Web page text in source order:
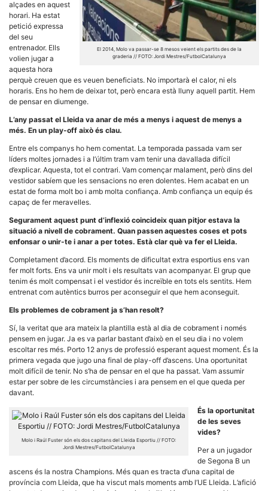
El 2014, Molo va passar-se 8 mesos veient els partits des de la
graderia // FOTO: Jordi Mestres/FutbolCatalunya
alçades en aquest
horari. Ha estat
petició expressa
del seu
entrenador. Ells
volien jugar a
aquesta hora
perquè creuen que es veuen beneficiats. No importarà el calor, ni els
horaris. Ens ho hem de deixar tot, però encara està lluny aquell partit. Hem
de pensar en diumenge.
L’any passat el Lleida va anar de més a menys i aquest de menys a
més. En un play-off això és clau.
Entre els companys ho hem comentat. La temporada passada vam ser
líders moltes jornades i a l’últim tram vam tenir una davallada difícil
d’explicar. Aquesta, tot el contrari. Vam començar malament, però dins del
vestidor sabíem que les sensacions no eren dolentes. Hem acabat en un
estat de forma molt bo i amb molta confiança. Amb confiança un equip és
capaç de fer meravelles.
Segurament aquest punt d’inflexió coincideix quan pitjor estava la
situació a nivell de cobrament. Quan passen aquestes coses et pots
enfonsar o unir-te i anar a per totes. Està clar què va fer el Lleida.
Completament d’acord. Els moments de dificultat extra esportius ens van
fer molt forts. Ens va unir molt i els resultats van acompanyar. El grup que
tenim és molt compensat i el vestidor és increïble en tots els sentits. Hem
entrenat com autèntics burros per aconseguir el que hem aconseguit.
Els problemes de cobrament ja s’han resolt?
Sí, la veritat que ara mateix la plantilla està al dia de cobrament i només
pensem en jugar. Ja es va parlar bastant d’això en el seu dia i no volem
escoltar res més. Porto 12 anys de professió esperant aquest moment. És la
primera vegada que jugo una final de play-off d’ascens. Una oportunitat
molt difícil de tenir. No s’ha de pensar en el que ha passat. Vam assumir
estar per sobre de les circumstàncies i ara pensem en el que queda per
davant.
Molo i Raúl Fuster són els dos capitans del Lleida Esportiu // FOTO:
Jordi Mestres/FutbolCatalunya
És la oportunitat
de les seves
vides?
Per a un jugador
de Segona B un
ascens és la nostra Champions. Més quan es tracta d’una capital de
província com Lleida, que ha viscut mals moments amb l’UE Lleida. L’afició
Màrqueting
En compartir
els teus
interessos i
comportament
mentre
web
incrementes
només
contingut
personalitzat.